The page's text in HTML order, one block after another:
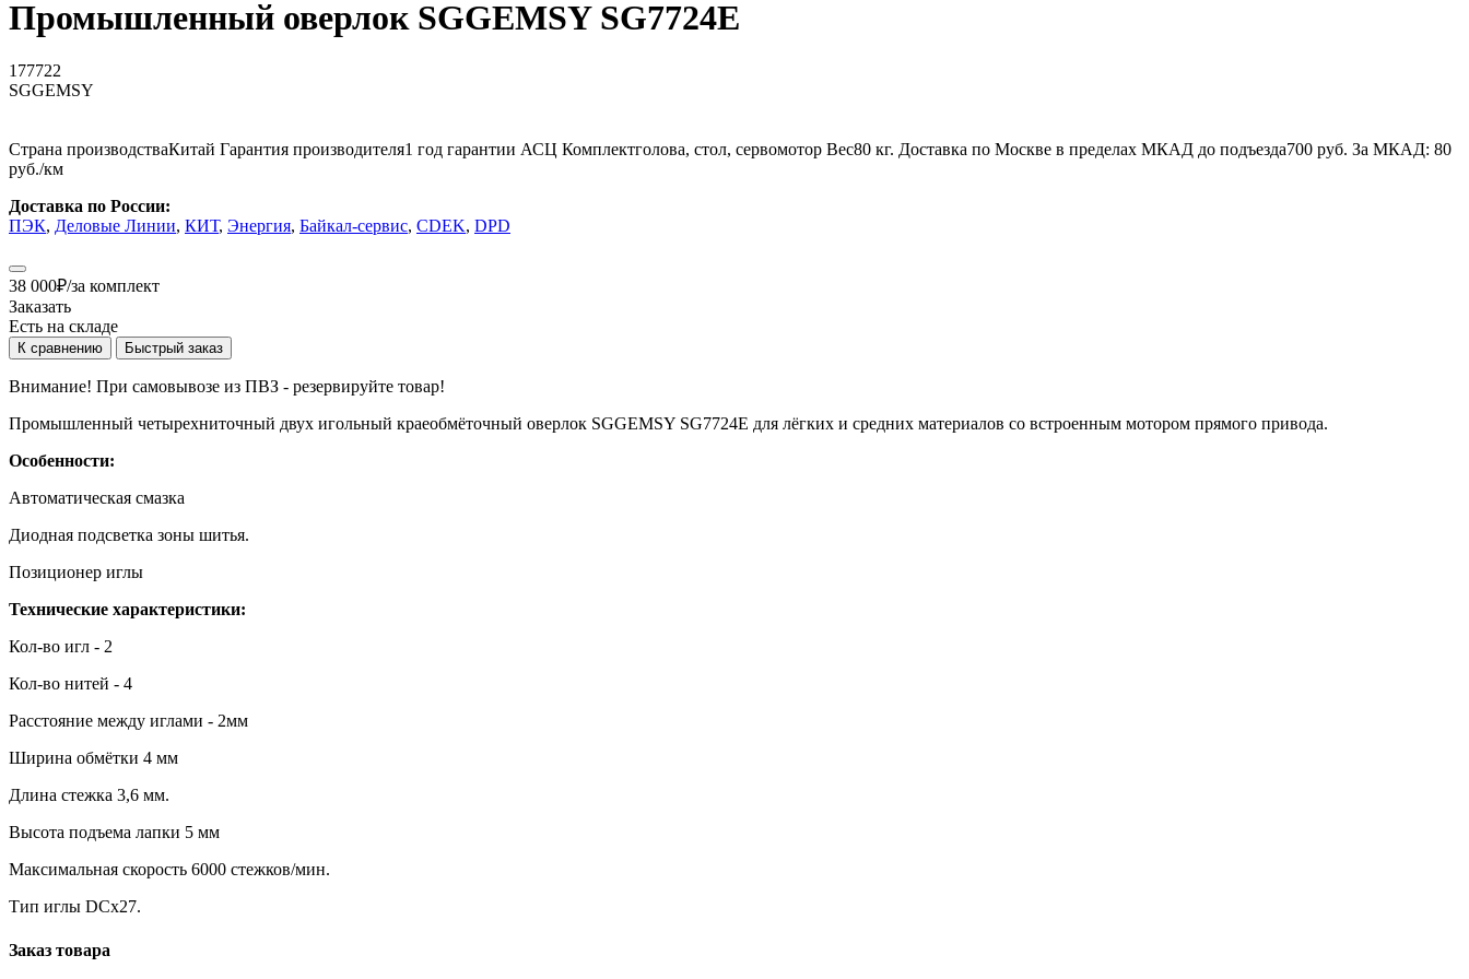
Промышленный оверлок SGGEMSY SG7724E
177722
SGGEMSY
Страна производстваКитай Гарантия производителя1 год гарантии АСЦ Комплектголова, стол, сервомотор Вес80 кг. Доставка по Москве в пределах МКАД до подъезда700 руб. За МКАД: 80
руб./км
Доставка по России:
ПЭК, Деловые Линии, КИТ, Энергия, Байкал-сервис, CDEK, DPD
38 000₽/за комплект
Заказать
Есть на складе
К сравнению Быстрый заказ
Внимание! При самовывозе из ПВЗ - резервируйте товар!
Промышленный четырехниточный двух игольный краеобмёточный оверлок SGGEMSY SG7724E для лёгких и средних материалов со встроенным мотором прямого привода.
Особенности:
Автоматическая смазка
Диодная подсветка зоны шитья.
Позиционер иглы
Технические характеристики:
Кол-во игл - 2
Кол-во нитей - 4
Расстояние между иглами - 2мм
Ширина обмётки 4 мм
Длина стежка 3,6 мм.
Высота подъема лапки 5 мм
Максимальная скорость 6000 стежков/мин.
Тип иглы DCx27.
Заказ товара